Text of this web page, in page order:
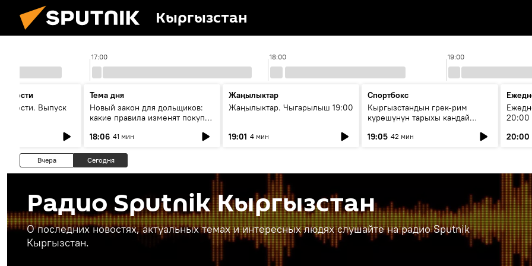
Кыргызстан
17:00 18:00 19:00
Выпуск
Тема дня
Новый закон для дольщиков:
какие правила изменят покупку
18:06 41 мин
Жаңылыктар
Жаңылыктар. Чыгарылыш 19:00
19:01 4 мин
Спортбокс
Кыргызстандын грек-рим
күрөшүнүн тарыхы кандай
19:05 42 мин
20:00
20:00
Вчера Сегодня
Радио Sputnik Кыргызстан
О последних новостях, актуальных темах и интересных людях слушайте на радио Sputnik
Кыргызстан.